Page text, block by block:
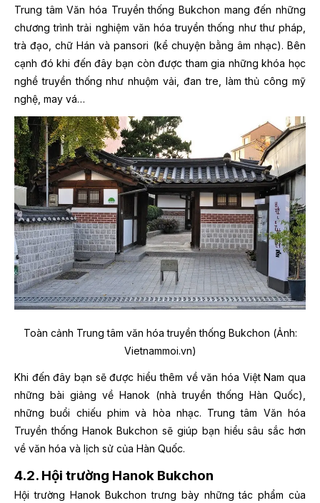
Trung tâm Văn hóa Truyền thống Bukchon mang đến những
chương trình trải nghiệm văn hóa truyền thống như thư pháp,
trà đạo, chữ Hán và pansori (kể chuyện bằng âm nhạc). Bên
cạnh đó khi đến đây bạn còn được tham gia những khóa học
nghề truyền thống như nhuộm vải, đan tre, làm thủ công mỹ
nghệ, may vá…
Toàn cảnh Trung tâm văn hóa truyền thống Bukchon (Ảnh:
Vietnammoi.vn)
Khi đến đây bạn sẽ được hiểu thêm về văn hóa Việt Nam qua
những bài giảng về Hanok (nhà truyền thống Hàn Quốc),
những buổi chiếu phim và hòa nhạc. Trung tâm Văn hóa
Truyền thống Hanok Bukchon sẽ giúp bạn hiểu sâu sắc hơn
về văn hóa và lịch sử của Hàn Quốc.
4.2. Hội trường Hanok Bukchon
Hội trường Hanok Bukchon trưng bày những tác phẩm của